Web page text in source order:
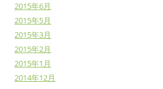
2015年6月
2015年5月
2015年3月
2015年2月
2015年1月
2014年12月